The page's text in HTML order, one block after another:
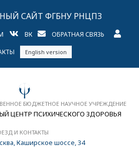
САЙТ ФГБНУ РНЦПЗ
ВК ОБРАТНАЯ СВЯЗЬ
English version
БЮДЖЕТНОЕ НАУЧНОЕ УЧРЕЖДЕНИЕ
ЦЕНТР ПСИХИЧЕСКОГО ЗДОРОВЬЯ
И КОНТАКТЫ
Каширское шоссе, 34